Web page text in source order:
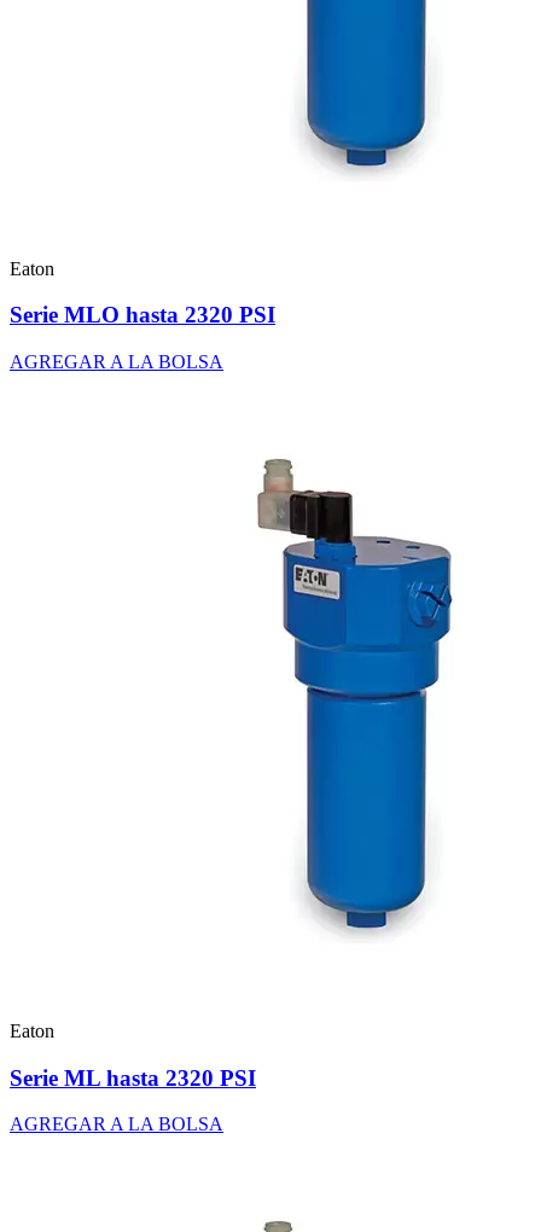
Eaton
Serie MLO hasta 2320 PSI
AGREGAR A LA BOLSA
Eaton
Serie ML hasta 2320 PSI
AGREGAR A LA BOLSA